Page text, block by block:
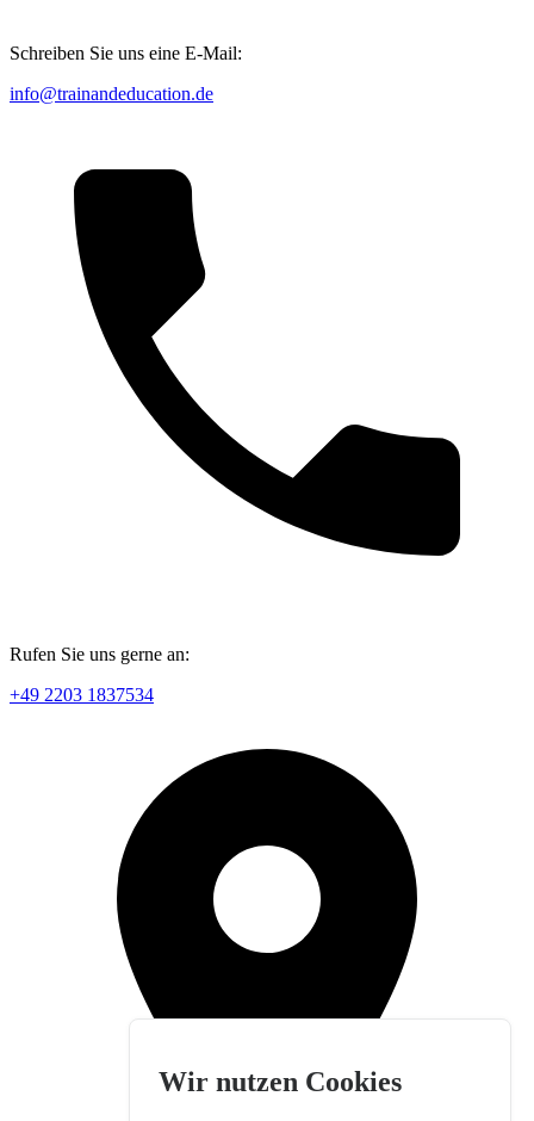
Schreiben Sie uns eine E-Mail:
info@trainandeducation.de
Rufen Sie uns gerne an:
+49 2203 1837534
Wir nutzen Cookies